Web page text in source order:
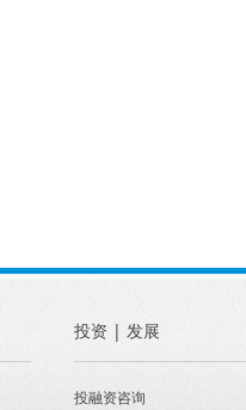
投资 | 发展
投融资咨询